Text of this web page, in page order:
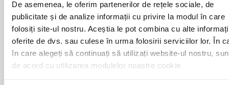
De asemenea, le oferim partenerilor de rețele sociale, de
publicitate și de analize informații cu privire la modul în care
folosiți site-ul nostru. Aceștia le pot combina cu alte
oferite de dvs. sau culese în urma folosirii serviciilor lor. În
în care alegeți să continuați să utilizați website-ul nostru,
de acord cu utilizarea modulelor noastre cookie.
BAIA MARE
BAILE HERCULANE
BAILESTI
BALS-IS
BALS-OT
BARCA
OLTENITA
ONESTI
ORADEA
ORSOVA
PASCANI
PERICEI